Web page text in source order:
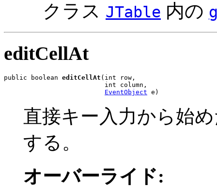
クラス JTable 内の
editCellAt
public boolean editCellAt (int row,
                          int column,
EventObject e)
直接キー入力から始
する。
オーバーライド: